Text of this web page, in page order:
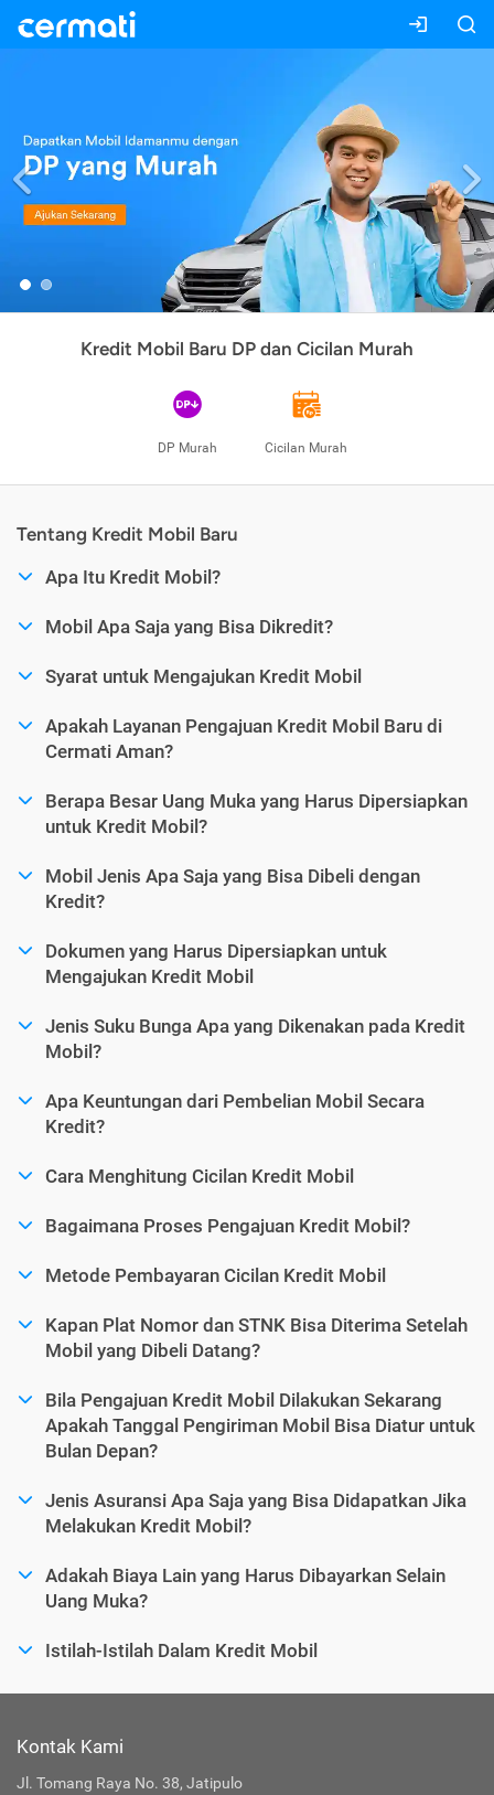
Previous
Kredit Mobil Baru DP dan Cicilan Murah
DP Murah Cicilan Murah
Tentang Kredit Mobil Baru
Apa Itu Kredit Mobil?
Mobil Apa Saja yang Bisa Dikredit?
Syarat untuk Mengajukan Kredit Mobil
Apakah Layanan Pengajuan Kredit Mobil Baru di
Cermati Aman?
Berapa Besar Uang Muka yang Harus Dipersiapkan
untuk Kredit Mobil?
Mobil Jenis Apa Saja yang Bisa Dibeli dengan
Kredit?
Dokumen yang Harus Dipersiapkan untuk
Mengajukan Kredit Mobil
Jenis Suku Bunga Apa yang Dikenakan pada Kredit
Mobil?
Apa Keuntungan dari Pembelian Mobil Secara
Kredit?
Cara Menghitung Cicilan Kredit Mobil
Bagaimana Proses Pengajuan Kredit Mobil?
Metode Pembayaran Cicilan Kredit Mobil
Kapan Plat Nomor dan STNK Bisa Diterima Setelah
Mobil yang Dibeli Datang?
Bila Pengajuan Kredit Mobil Dilakukan Sekarang
Apakah Tanggal Pengiriman Mobil Bisa Diatur untuk
Bulan Depan?
Jenis Asuransi Apa Saja yang Bisa Didapatkan Jika
Melakukan Kredit Mobil?
Adakah Biaya Lain yang Harus Dibayarkan Selain
Uang Muka?
Istilah-Istilah Dalam Kredit Mobil
Kontak Kami
Jl. Tomang Raya No. 38, Jatipulo